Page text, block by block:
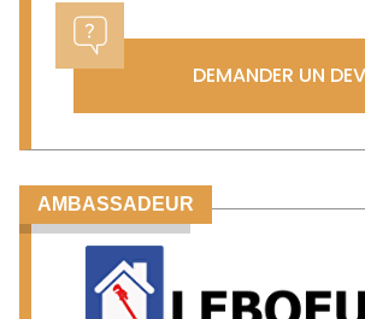
DEMANDER UN
AMBASSADEUR